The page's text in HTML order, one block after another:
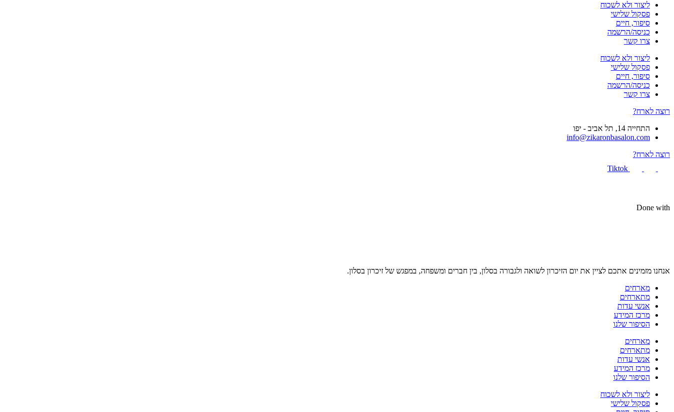
ליצור ולא לשכוח
פסקול שלישי
סיפור, חיים
כניסה/הרשמה
צרו קשר
ליצור ולא לשכוח
פסקול שלישי
סיפור, חיים
כניסה/הרשמה
צרו קשר
רוצה לארח?
התחייה 14, תל אביב - יפו
info@zikaronbasalon.com
רוצה לארח?
Tiktok
Done with
אנחנו מזמינים אתכם לציין את יום הזיכרון לשואה ולגבורה בסלון, בין חברים ומשפחה, במפגש של זיכרון בסלון.
מארחים
מתארחים
אנשי עדות
מרכז המידע
הסיפור שלנו
מארחים
מתארחים
אנשי עדות
מרכז המידע
הסיפור שלנו
ליצור ולא לשכוח
פסקול שלישי